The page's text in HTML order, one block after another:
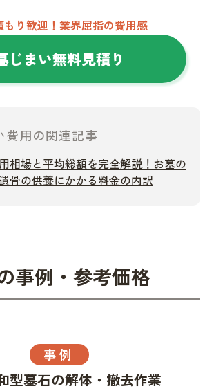
もり歓迎！業界屈指の費用感
じまい無料見積り
費用の関連記事
相場と平均総額を完全解説！お墓の
骨の供養にかかる料金の内訳
事例・参考価格
事例
型墓石の解体・撤去作業